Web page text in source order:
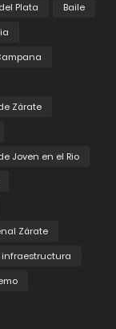
Plata
Baile
Zárate
Joven en el Rio
Zárate
infraestructura